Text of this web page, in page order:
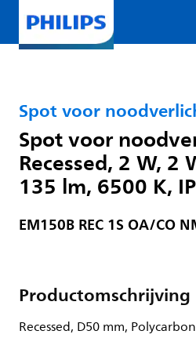
Spot voor
Spot voor
Recessed, 2 W, 2
135 lm, 6500 K,
EM150B REC 1S OA/CO
Productomschrijving
Recessed, D50 mm,